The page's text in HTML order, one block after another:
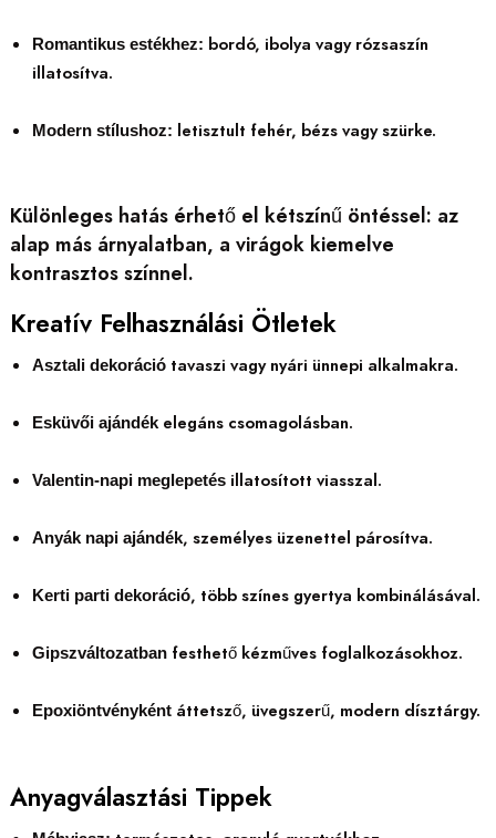
Romantikus estékhez: bordó, ibolya vagy rózsaszín
illatosítva.
Modern stílushoz: letisztult fehér, bézs vagy szürke.
Különleges hatás érhető el kétszínű öntéssel: az
alap más árnyalatban, a virágok kiemelve
kontrasztos színnel.
Kreatív Felhasználási Ötletek
Asztali dekorációtavaszi vagy nyári ünnepi alkalmakra.
Esküvői ajándékelegáns csomagolásban.
Valentin-napi meglepetésillatosított viasszal.
Anyák napi ajándék, személyes üzenettel párosítva.
Kerti parti dekoráció, több színes gyertya kombinálásával.
Gipszváltozatbanfesthető kézműves foglalkozásokhoz.
Epoxiöntvénykéntáttetsző, üvegszerű, modern dísztárgy.
Anyagválasztási Tippek